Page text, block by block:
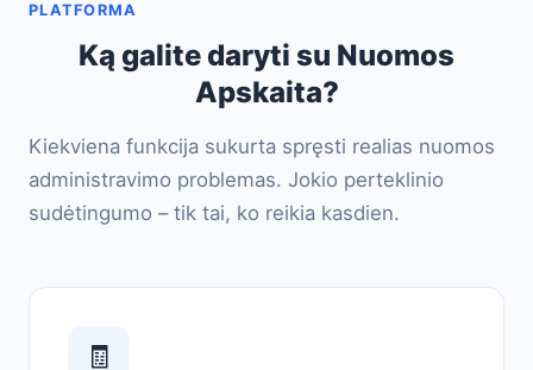
PLATFORMA
Ką galite daryti su Nuomos
Apskaita?
Kiekviena funkcija sukurta spręsti realias nuomos
administravimo problemas. Jokio perteklinio
sudėtingumo – tik tai, ko reikia kasdien.
🧾